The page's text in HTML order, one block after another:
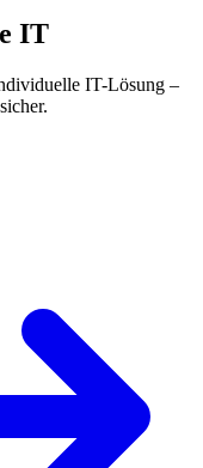
IT
IT-Lösung –